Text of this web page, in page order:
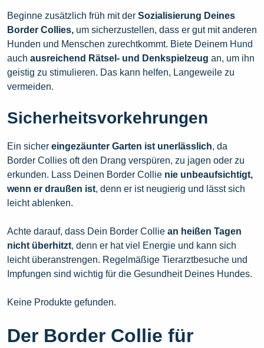
Beginne zusätzlich früh mit der Sozialisierung Deines
Border Collies, um sicherzustellen, dass er gut mit anderen
Hunden und Menschen zurechtkommt. Biete Deinem Hund
auch ausreichend Rätsel- und Denkspielzeug an, um ihn
geistig zu stimulieren. Das kann helfen, Langeweile zu
vermeiden.
Sicherheitsvorkehrungen
Ein sicher eingezäunter Garten ist unerlässlich, da
Border Collies oft den Drang verspüren, zu jagen oder zu
erkunden. Lass Deinen Border Collie nie unbeaufsichtigt,
wenn er draußen ist, denn er ist neugierig und lässt sich
leicht ablenken.
Achte darauf, dass Dein Border Collie an heißen Tagen
nicht überhitzt, denn er hat viel Energie und kann sich
leicht überanstrengen. Regelmäßige Tierarztbesuche und
Impfungen sind wichtig für die Gesundheit Deines Hundes.
Keine Produkte gefunden.
Der Border Collie für